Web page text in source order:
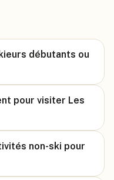
débutants ou
pour visiter Les
non-ski pour